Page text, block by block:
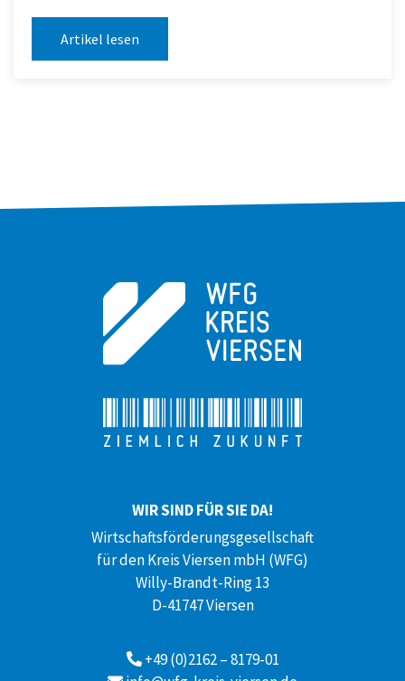
Artikel lesen
WIR SIND FÜR SIE DA!
Wirtschaftsförderungsgesellschaft
für den Kreis Viersen mbH (WFG)
Willy-Brandt-Ring 13
D-41747 Viersen
+49 (0)2162 – 8179-01